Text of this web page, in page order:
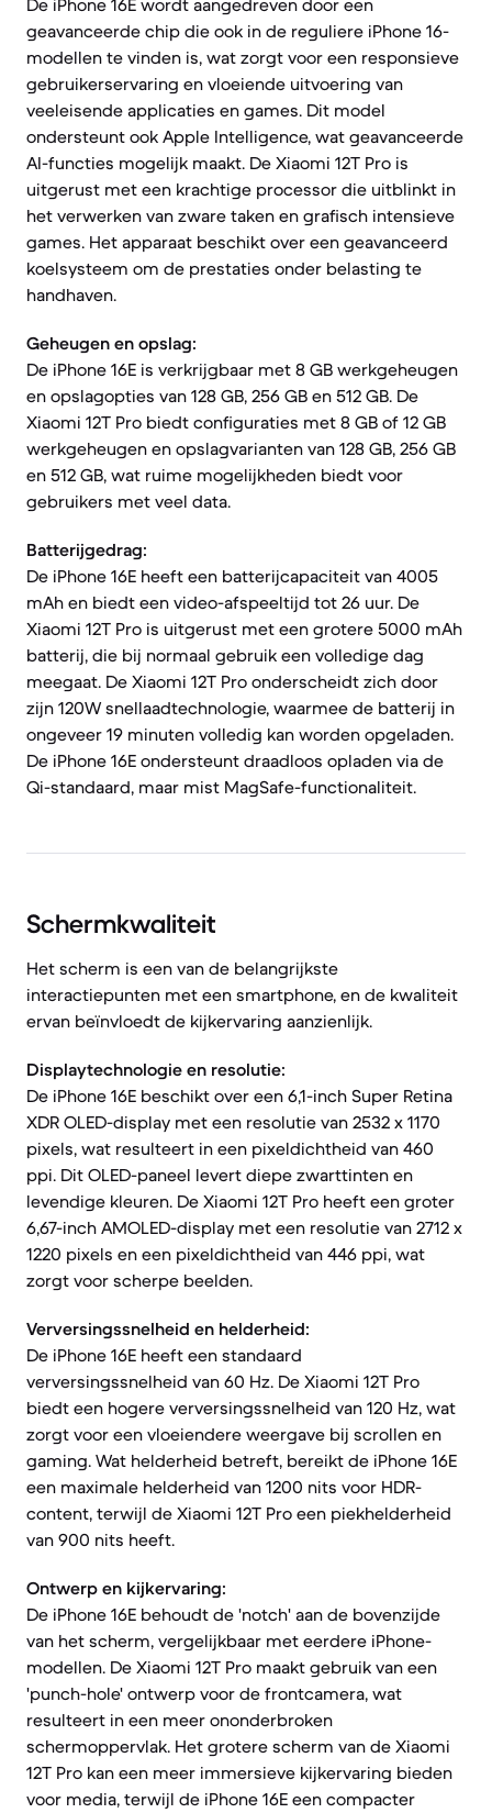
De iPhone 16E wordt aangedreven door een
geavanceerde chip die ook in de reguliere iPhone 16-
modellen te vinden is, wat zorgt voor een responsieve
gebruikerservaring en vloeiende uitvoering van
veeleisende applicaties en games. Dit model
ondersteunt ook Apple Intelligence, wat geavanceerde
AI-functies mogelijk maakt. De Xiaomi 12T Pro is
uitgerust met een krachtige processor die uitblinkt in
het verwerken van zware taken en grafisch intensieve
games. Het apparaat beschikt over een geavanceerd
koelsysteem om de prestaties onder belasting te
handhaven.
Geheugen en opslag:
De iPhone 16E is verkrijgbaar met 8 GB werkgeheugen
en opslagopties van 128 GB, 256 GB en 512 GB. De
Xiaomi 12T Pro biedt configuraties met 8 GB of 12 GB
werkgeheugen en opslagvarianten van 128 GB, 256 GB
en 512 GB, wat ruime mogelijkheden biedt voor
gebruikers met veel data.
Batterijgedrag:
De iPhone 16E heeft een batterijcapaciteit van 4005
mAh en biedt een video-afspeeltijd tot 26 uur. De
Xiaomi 12T Pro is uitgerust met een grotere 5000 mAh
batterij, die bij normaal gebruik een volledige dag
meegaat. De Xiaomi 12T Pro onderscheidt zich door
zijn 120W snellaadtechnologie, waarmee de batterij in
ongeveer 19 minuten volledig kan worden opgeladen.
De iPhone 16E ondersteunt draadloos opladen via de
Qi-standaard, maar mist MagSafe-functionaliteit.
Schermkwaliteit
Het scherm is een van de belangrijkste
interactiepunten met een smartphone, en de kwaliteit
ervan beïnvloedt de kijkervaring aanzienlijk.
Displaytechnologie en resolutie:
De iPhone 16E beschikt over een 6,1-inch Super Retina
XDR OLED-display met een resolutie van 2532 x 1170
pixels, wat resulteert in een pixeldichtheid van 460
ppi. Dit OLED-paneel levert diepe zwarttinten en
levendige kleuren. De Xiaomi 12T Pro heeft een groter
6,67-inch AMOLED-display met een resolutie van 2712 x
1220 pixels en een pixeldichtheid van 446 ppi, wat
zorgt voor scherpe beelden.
Verversingssnelheid en helderheid:
De iPhone 16E heeft een standaard
verversingssnelheid van 60 Hz. De Xiaomi 12T Pro
biedt een hogere verversingssnelheid van 120 Hz, wat
zorgt voor een vloeiendere weergave bij scrollen en
gaming. Wat helderheid betreft, bereikt de iPhone 16E
een maximale helderheid van 1200 nits voor HDR-
content, terwijl de Xiaomi 12T Pro een piekhelderheid
van 900 nits heeft.
Ontwerp en kijkervaring:
De iPhone 16E behoudt de 'notch' aan de bovenzijde
van het scherm, vergelijkbaar met eerdere iPhone-
modellen. De Xiaomi 12T Pro maakt gebruik van een
'punch-hole' ontwerp voor de frontcamera, wat
resulteert in een meer ononderbroken
schermoppervlak. Het grotere scherm van de Xiaomi
12T Pro kan een meer immersieve kijkervaring bieden
voor media, terwijl de iPhone 16E een compacter